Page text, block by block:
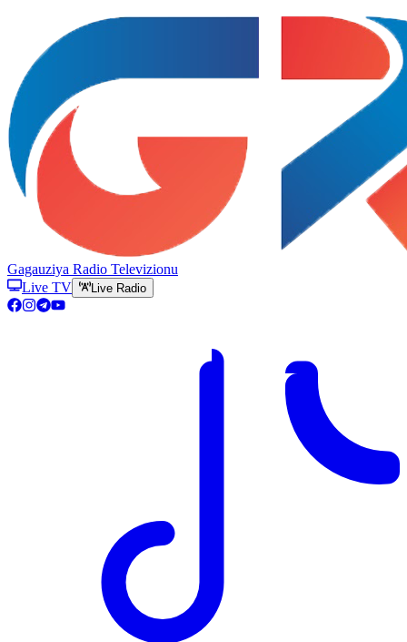
Gagauziya Radio Televizionu
Live TV
Live Radio